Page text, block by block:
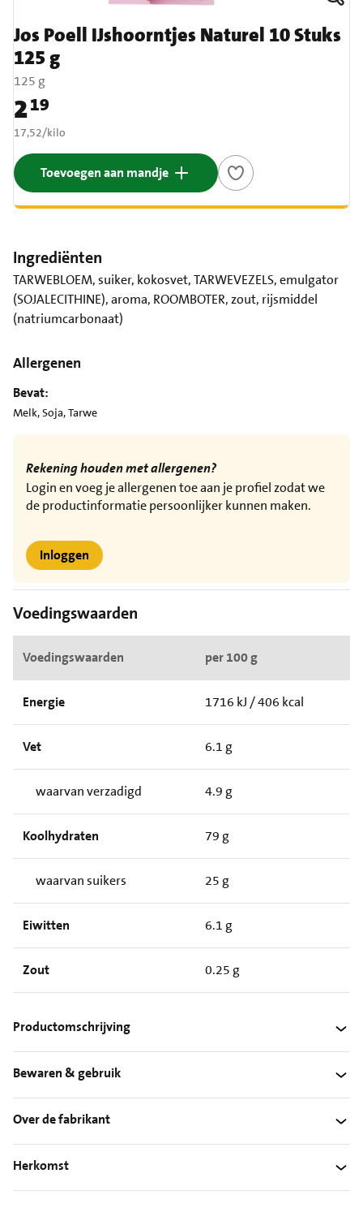
Jos Poell IJshoorntjes Naturel 10 Stuks
125 g
125 g
Prijs: € 2,19
219
€ 17,52 per kilo
17,52/kilo
Toevoegen aan mandje
Ingrediënten
TARWEBLOEM, suiker, kokosvet, TARWEVEZELS, emulgator
(SOJALECITHINE), aroma, ROOMBOTER, zout, rijsmiddel
(natriumcarbonaat)
Allergenen
Bevat:
Melk, Soja, Tarwe
Rekening houden met allergenen?
Login en voeg je allergenen toe aan je profiel zodat we
de productinformatie persoonlijker kunnen maken.
Inloggen
Voedingswaarden
Voedingswaarden per 100 g
Energie 1716 kJ / 406 kcal
Vet 6.1 g
waarvan verzadigd 4.9 g
Koolhydraten 79 g
waarvan suikers 25 g
Eiwitten 6.1 g
Zout 0.25 g
Productomschrijving
Bewaren & gebruik
Over de fabrikant
Herkomst